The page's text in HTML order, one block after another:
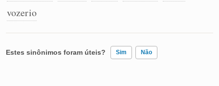
vozerio
Estes sinônimos foram úteis? Sim Não